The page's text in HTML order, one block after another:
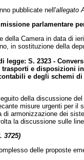
pubblicate nell'allegato
parlamentare
della Camera in data di
in sostituzione della
S. 2323 -
e disposizioni
e degli schemi
della discussione
misure urgenti per
armonizzazione dei
la discussione sulle
3725)
delle proposte